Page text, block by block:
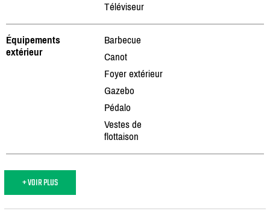
Téléviseur
Équipements
extérieur
Barbecue
Canot
Foyer extérieur
Gazebo
Pédalo
Vestes de
flottaison
+ VOIR PLUS